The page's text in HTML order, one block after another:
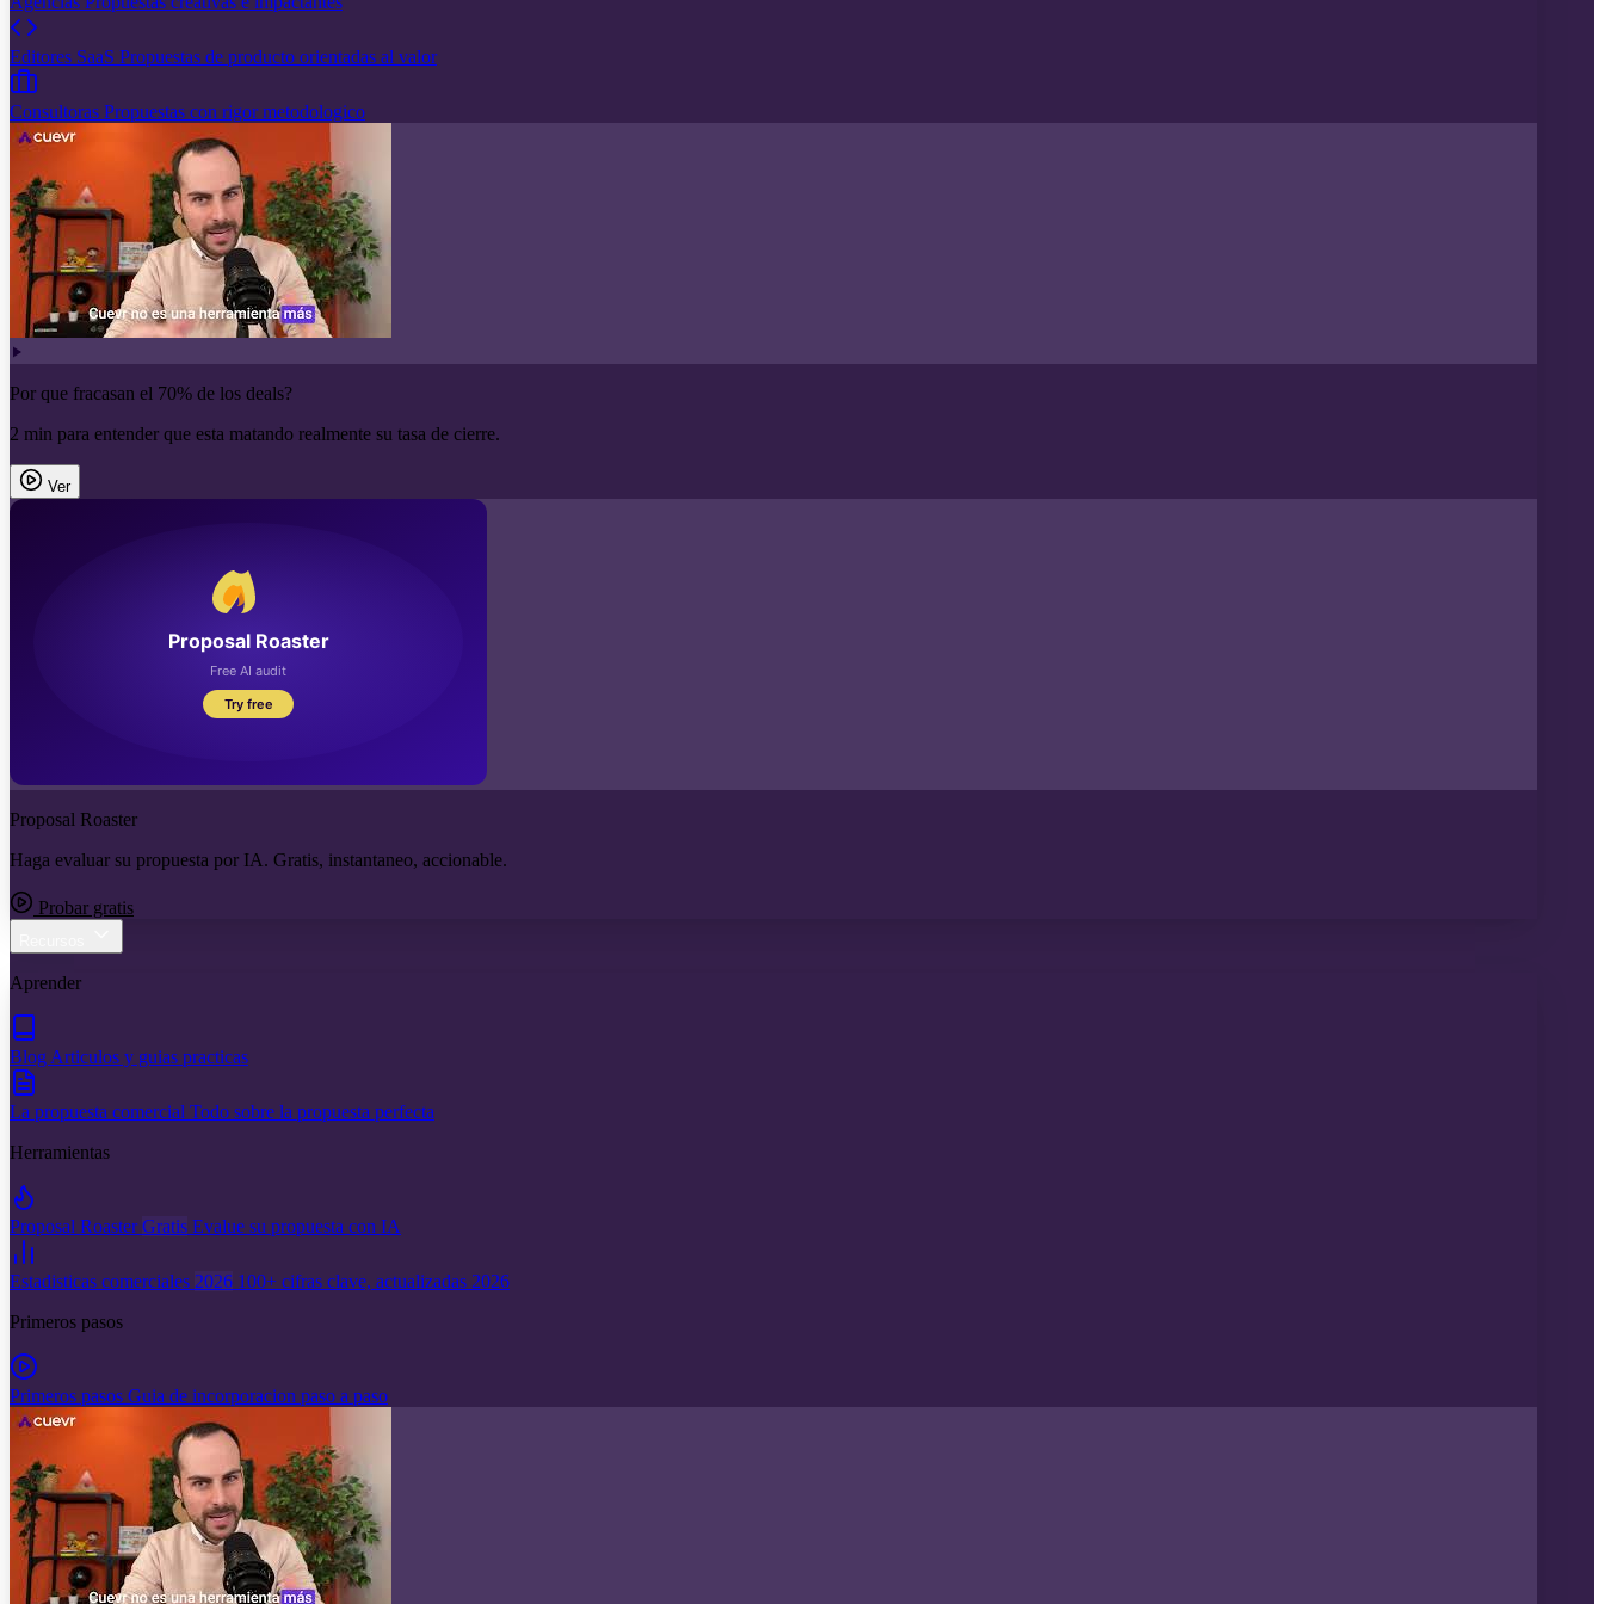
Editores SaaS Propuestas de producto orientadas al valor
Consultoras Propuestas con rigor metodologico
Por que fracasan el 70% de los deals?
2 min para entender que esta matando realmente su tasa de cierre.
Ver
Proposal Roaster
Haga evaluar su propuesta por IA. Gratis, instantaneo, accionable.
Probar gratis
Aprender
Blog Articulos y guias practicas
La propuesta comercial Todo sobre la propuesta perfecta
Herramientas
Proposal RoasterGratis Evalue su propuesta con IA
Estadisticas comerciales 2026 100+ cifras clave, actualizadas 2026
Primeros pasos
Primeros pasos Guia de incorporacion paso a paso